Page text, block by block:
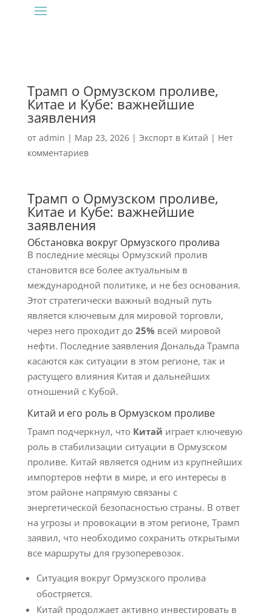
Трамп о Ормузском проливе,
Китае и Кубе: важнейшие
заявления
от admin | Мар 23, 2026| Экспорт в Китай | Нет
комментариев
Трамп о Ормузском проливе,
Китае и Кубе: важнейшие
заявления
Обстановка вокруг Ормузского пролива
В последние месяцы Ормузский пролив
становится все более актуальным в
международной политике, и не без основания.
Этот стратегически важный водный путь
является ключевым для мировой торговли,
через него проходит до 25% всей мировой
нефти. Последние заявления Дональда Трампа
касаются как ситуации в этом регионе, так и
растущего влияния Китая и дальнейших
отношений с Кубой.
Китай и его роль в Ормузском проливе
Трамп подчеркнул, что Китай играет ключевую
роль в стабилизации ситуации в Ормузском
проливе. Китай является одним из крупнейших
импортеров нефти в мире, и его интересы в
этом районе напрямую связаны с
энергетической безопасностью страны. В ответ
на угрозы и провокации в этом регионе, Трамп
заявил, что необходимо сохранить открытыми
все маршруты для грузоперевозок.
Ситуация вокруг Ормузского пролива
обостряется.
Китай продолжает активно инвестировать в